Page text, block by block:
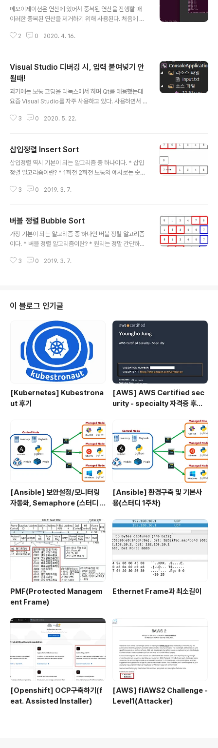
메모이제이션은 연산에 있어서 중복된 연산을 진행할 때
이러한 중복된 연산을 제거하기 위해 사용된다. 처음에 설
사용한다 어쩌구저쩌구~ 이러한 설명보다는 직접 코드를
2 0 2020. 4. 16.
Visual Studio 디버깅 시, 입력 붙여넣기 안
될때!
과거에는 보통 코딩을 리눅스에서 하며 Qt를 애용했는데
요즘 Visual Studio를 자주 사용하고 있다. 사용하면서 가
안된다는 것이다..(내가 못하는건가..?) Qt Creator는 잘
에는 아래의 freopen함수 한 줄만 추가해주면 간단하게
디버깅 시에 입력을 할 수 있다. freopen("input.txt", "r",
stdin); input.txt 파일의 경로는 그냥 리소스파일에 추가
위와 같은 보안 관련 error 메시지를 볼 수 있다. #pragm
3 0 2020. 5. 22.
삽입정렬 Insert Sort
삽입정렬 역시 기본이 되는 알고리즘 중 하나이다. * 삽입
정렬 알고리즘이란? * 1회전 2회전 보통의 예시로는 숫자
좋다.자신이 옮길 카드와 앞 쪽에 있는 카드들과 크기를 비
과 옆에는 아무것도 없는 벽 사이에 쏘옥 들어간다. 다음 2
회전을 살펴보면 1이 7보다 작기 때문에 비교가 진행되고
1과 5를 비교했을 때 1이 5보다 작기 때문에 벽과 5사이로
완료된다. 이렇듯 삽입정렬은 필요할 때만 삽입을 진행한
3 0 2019. 3. 7.
버블 정렬 Bubble Sort
가장 기본이 되는 알고리즘 중 하나인 버블 정렬 알고리즘
이다. * 버블 정렬 알고리즘이란? * 원리는 정말 간단하다.
는 방식이다.교체가 끝나면 제일 뒤에 가장 큰 수가 고정되
)이다.
3 0 2019. 3. 7.
이 블로그 인기글
[Kubernetes] Kubestrona
ut 후기
[AWS] AWS Certified sec
urity - specialty 자격증 후기
[Ansible] 보안설정/모니터링
자동화, Semaphore (스터디 4
[Ansible] 환경구축 및 기본사
용(스터디 1주차)
PMF(Protected Managem
ent Frame)
Ethernet Frame과 최소길이
[Openshift] OCP구축하기(f
eat. Assisted Installer)
[AWS] flAWS2 Challenge -
Level1(Attacker)